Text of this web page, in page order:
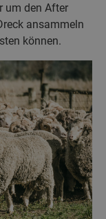
um den After
ansammeln
können.